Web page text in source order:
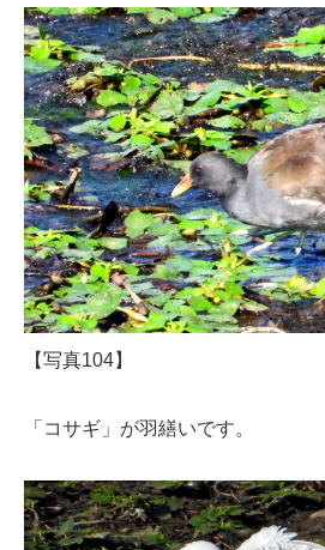
【写真104】
「コサギ」が羽繕いです。